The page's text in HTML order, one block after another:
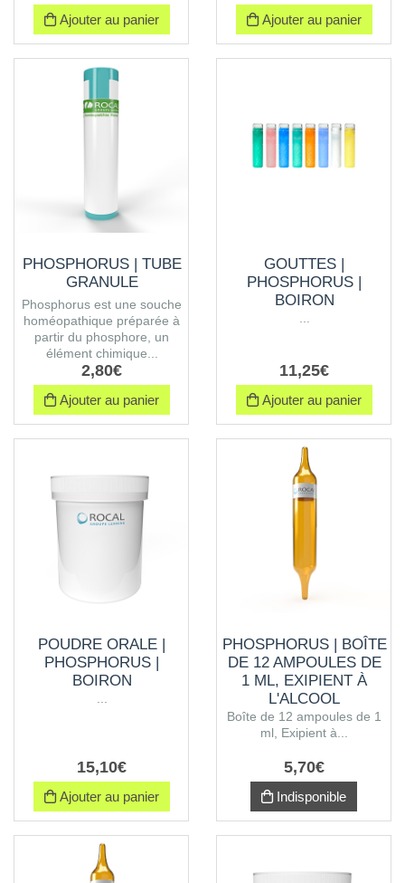
Ajouter au panier Ajouter au panier
PHOSPHORUS | TUBE
GRANULE
Phosphorus est une souche
homéopathique préparée à
partir du phosphore, un
élément chimique...
2,80€
Ajouter au panier
GOUTTES |
PHOSPHORUS |
BOIRON
11,25€
Ajouter au panier
POUDRE ORALE |
PHOSPHORUS |
BOIRON
15,10€
Ajouter au panier
PHOSPHORUS | BOÎTE
DE 12 AMPOULES DE
1 ML, EXIPIENT À
L'ALCOOL
Boîte de 12 ampoules de 1
ml, Exipient à...
5,70€
Indisponible